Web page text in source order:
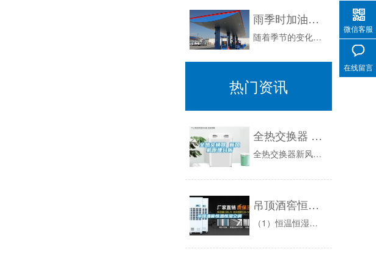
雨季时加油站要如何防止意外发生
随着季节的变化，南梅雨季节的到来，气温的升高，暴雨的暴发和潮湿的空气，会影响到加油站的日常工作，那么，在梅雨季节，我们应该如何准备一些预防措...
热门资讯
全热交换器 新风机原理分析
全热交换器新风机原理分析全热交换器，新风换气机，换气机，板翅式换热器属于一种空气与空气直接交换的静止型换热器，它不需要通过中间媒质进行换热，...
吊顶酒窖恒温恒湿空调
（1）恒温恒湿：温度范围控制在13℃~18℃（可调），温度控制精度正负1℃，可根据客户需求实现精度控制±0.5℃。湿度控制范围60%~70%...
微信客服
在线留言